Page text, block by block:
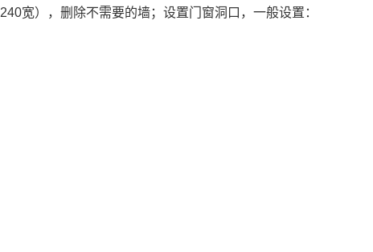
240宽），删除不需要的墙；设置门窗洞口，一般设置：